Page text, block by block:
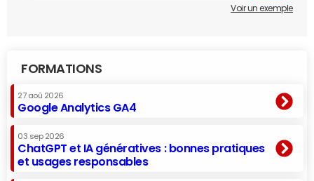
Voir un exemple
FORMATIONS
27 aoû 2026
Google Analytics GA4
03 sep 2026
ChatGPT et IA génératives : bonnes pratiques
et usages responsables